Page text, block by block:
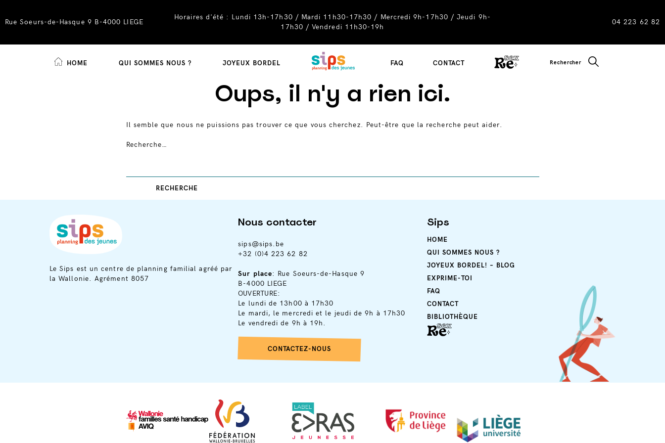
Rue Soeurs-de-Hasque 9 B-4000 LIEGE
Horaires d'été : Lundi 13h-17h30 / Mardi 11h30-17h30 / Mercredi 9h-17h30 / Jeudi 9h-
17h30 / Vendredi 11h30-19h
04 223 62 82
HOME QUI SOMMES NOUS ? JOYEUX BORDEL
FAQ
CONTACT Rechercher
Oups, il n'y a rien ici.
Il semble que nous ne puissions pas trouver ce que vous cherchez. Peut-être que la recherche peut aider.
Recherche…
Le Sips est un centre de planning familial agréé par
la Wallonie. Agrément 8057
Nous contacter
sips@sips.be
+32 (0)4 223 62 82
Sur place: Rue Soeurs-de-Hasque 9
B-4000 LIEGE
OUVERTURE:
Le lundi de 13h00 à 17h30
Le mardi, le mercredi et le jeudi de 9h à 17h30
Le vendredi de 9h à 19h.
CONTACTEZ-NOUS
Sips
HOME
QUI SOMMES NOUS ?
JOYEUX BORDEL! – BLOG
EXPRIME-TOI
FAQ
CONTACT
BIBLIOTHÈQUE